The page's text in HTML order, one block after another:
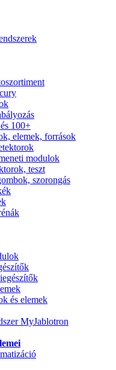
100+
elemek, források
modulok
teszt
szorongás
és elemek
MyJablotron